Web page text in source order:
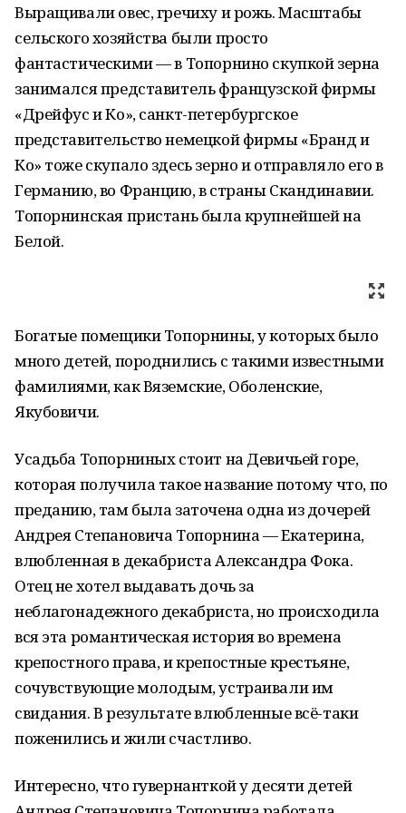
Выращивали овес, гречиху и рожь. Масштабы
сельского хозяйства были просто
фантастическими — в Топорнино скупкой зерна
занимался представитель французской фирмы
«Дрейфус и Ко», санкт-петербургское
представительство немецкой фирмы «Бранд и
Ко» тоже скупало здесь зерно и отправляло его в
Германию, во Францию, в страны Скандинавии.
Топорнинская пристань была крупнейшей на
Белой.
Богатые помещики Топорнины, у которых было
много детей, породнились с такими известными
фамилиями, как Вяземские, Оболенские,
Якубовичи.
Усадьба Топорниных стоит на Девичьей горе,
которая получила такое название потому что, по
преданию, там была заточена одна из дочерей
Андрея Степановича Топорнина — Екатерина,
влюбленная в декабриста Александра Фока.
Отец не хотел выдавать дочь за
неблагонадежного декабриста, но происходила
вся эта романтическая история во времена
крепостного права, и крепостные крестьяне,
сочувствующие молодым, устраивали им
свидания. В результате влюбленные всё-таки
поженились и жили счастливо.
Интересно, что гувернанткой у десяти детей